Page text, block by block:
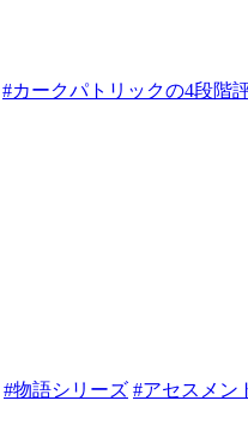
#カークパトリックの4段階
#物語シリーズ #アセスメン